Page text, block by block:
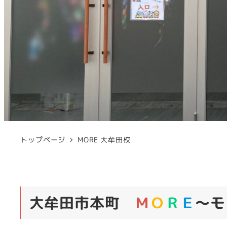
トップページ MORE 大牟田校
大牟田市本町 Ｍ Ｏ Ｒ Ｅ ～